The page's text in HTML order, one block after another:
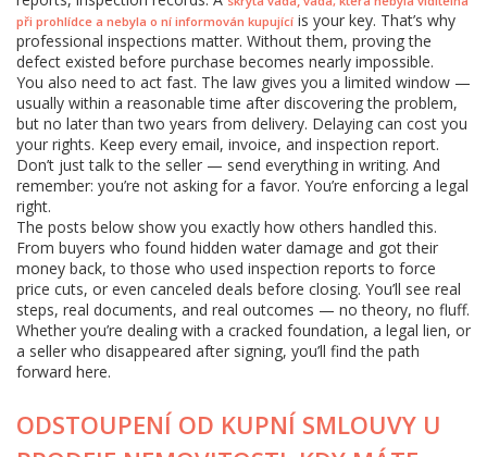
při prohlídce a nebyla o ní informován kupující is your key. That’s why
professional inspections matter. Without them, proving the
defect existed before purchase becomes nearly impossible.
You also need to act fast. The law gives you a limited window —
usually within a reasonable time after discovering the problem,
but no later than two years from delivery. Delaying can cost you
your rights. Keep every email, invoice, and inspection report.
Don’t just talk to the seller — send everything in writing. And
remember: you’re not asking for a favor. You’re enforcing a legal
right.
The posts below show you exactly how others handled this.
From buyers who found hidden water damage and got their
money back, to those who used inspection reports to force
price cuts, or even canceled deals before closing. You’ll see real
steps, real documents, and real outcomes — no theory, no fluff.
Whether you’re dealing with a cracked foundation, a legal lien, or
a seller who disappeared after signing, you’ll find the path
forward here.
ODSTOUPENÍ OD KUPNÍ SMLOUVY U